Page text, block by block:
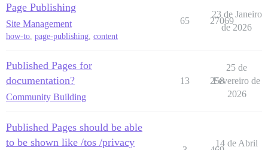
Page Publishing
Site Management
how-to page-publishing content
65 27069
23 de Janeiro
de 2026
Published Pages for
documentation?
Community Building
13 258
25 de
Fevereiro de
2026
Published Pages should be able
to be shown like /tos /privacy
14 de Abril